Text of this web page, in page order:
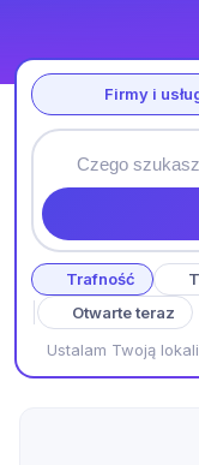
Firmy i
Trafność
Otwarte teraz
Ustalam Twoją